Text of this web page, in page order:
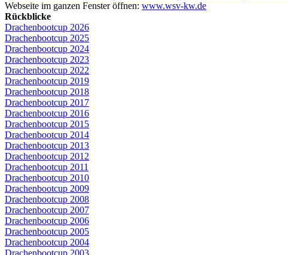
Webseite im ganzen Fenster öffnen: www.wsv-kw.de
Rückblicke
Drachenbootcup 2026
Drachenbootcup 2025
Drachenbootcup 2024
Drachenbootcup 2023
Drachenbootcup 2022
Drachenbootcup 2019
Drachenbootcup 2018
Drachenbootcup 2017
Drachenbootcup 2016
Drachenbootcup 2015
Drachenbootcup 2014
Drachenbootcup 2013
Drachenbootcup 2012
Drachenbootcup 2011
Drachenbootcup 2010
Drachenbootcup 2009
Drachenbootcup 2008
Drachenbootcup 2007
Drachenbootcup 2006
Drachenbootcup 2005
Drachenbootcup 2004
Drachenbootcup 2003